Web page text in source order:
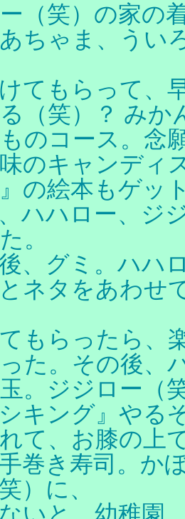
（笑）の家の
あちゃま、うい
てもらって、
（笑）？ みか
のコース。念
のキャンディ
』の絵本もゲッ
、ハハロー、ジ
。
、グミ。ハハ
とネタをあわ
もらったら、
た。その後、
。ジジロー（
シキング』やる
て、お膝の上
巻き寿司。か
）に、